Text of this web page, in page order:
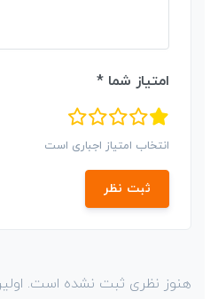
امتیاز شما *
انتخاب امتیاز اجباری است
ثبت نظر
هنوز نظری ثبت نشده است.